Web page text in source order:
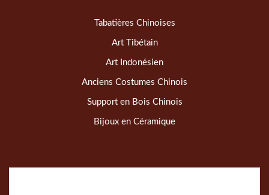
Tabatières Chinoises
Art Tibétain
Art Indonésien
Anciens Costumes Chinois
Support en Bois Chinois
Bijoux en Céramique